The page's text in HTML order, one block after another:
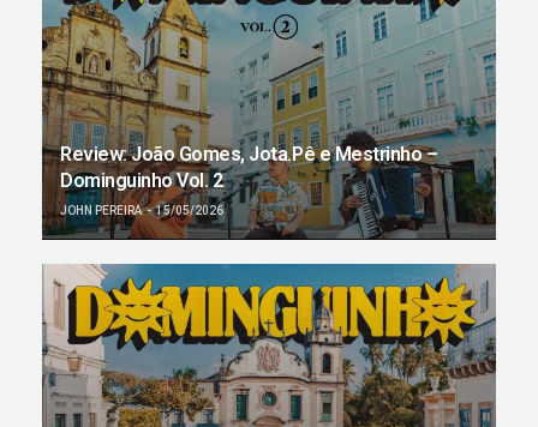
Review: João Gomes, Jota.Pê e Mestrinho –
Dominguinho Vol. 2
JOHN PEREIRA 15/05/2026